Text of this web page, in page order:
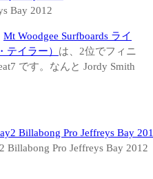
Bay 2012
Mt Woodgee Surfboards ライ
テイラー） は、2位でフィニ
です。なんと Jordy Smith
Billabong Pro Jeffreys Bay 2012